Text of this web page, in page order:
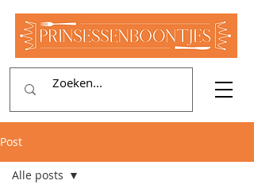
Post
Alle posts